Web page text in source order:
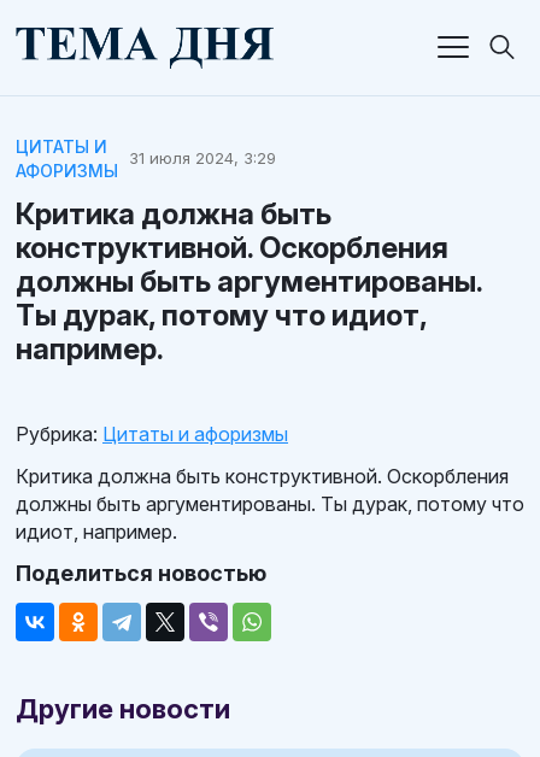
ЦИТАТЫ И
АФОРИЗМЫ
31 июля 2024, 3:29
Критика должна быть
конструктивной. Оскорбления
должны быть аргументированы.
Ты дурак, потому что идиот,
например.
Рубрика: Цитаты и афоризмы
Критика должна быть конструктивной. Оскорбления
должны быть аргументированы. Ты дурак, потому что
идиот, например.
Поделиться новостью
Другие новости